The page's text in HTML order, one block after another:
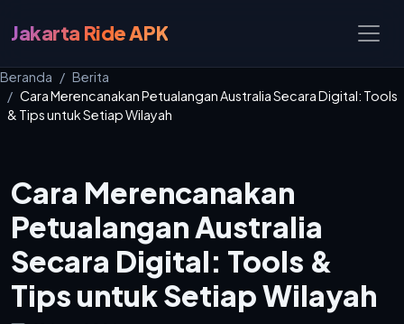
Jakarta Ride APK
Beranda
Berita
Cara Merencanakan Petualangan Australia Secara Digital: Tools
& Tips untuk Setiap Wilayah
Cara Merencanakan
Petualangan Australia
Secara Digital: Tools &
Tips untuk Setiap Wilayah